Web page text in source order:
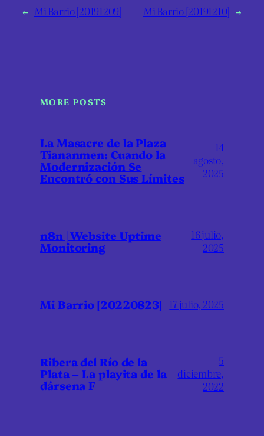
← Mi Barrio [20191209] Mi Barrio [20191210] →
MORE POSTS
La Masacre de la Plaza
Tiananmen: Cuando la
Modernización Se
Encontró con Sus Límites
14
agosto,
2025
n8n | Website Uptime
Monitoring
16 julio,
2025
Mi Barrio [20220823] 17 julio, 2025
Ribera del Río de la
Plata – La playita de la
dársena F
5
diciembre,
2022